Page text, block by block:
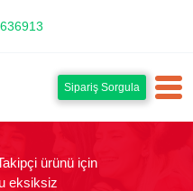
Sipariş Sorgula
ürünü için
eksiksiz